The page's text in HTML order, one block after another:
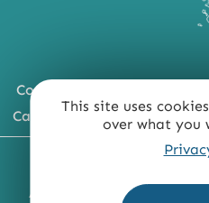
This site uses
over what you
Comment venir ?
Carte du territoire
MENTIONS LÉGALES
ACCESSIBILITÉ : NON